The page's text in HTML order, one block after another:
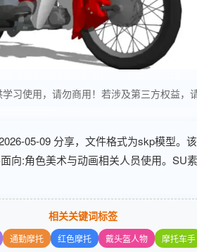
习使用，请勿商用！若涉及第三方权益，
05-09 分享，文件格式为skp模型。
向:角色美术与动画相关人员使用。SU
相关关键词标签
通勤摩托 红色摩托 戴头盔人物 摩托车手